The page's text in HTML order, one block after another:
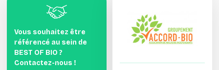
Vous souhaitez être
référencé au sein de
BEST OF BIO ?
Contactez-nous !